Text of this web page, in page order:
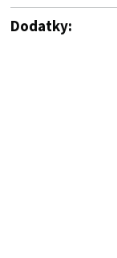
Dodatky: